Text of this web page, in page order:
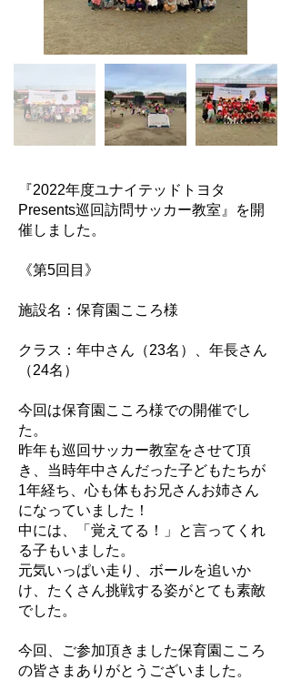
『2022年度ユナイテッドトヨタ
Presents巡回訪問サッカー教室』を開
催しました。
《第5回目》
施設名：保育園こころ様
クラス：年中さん（23名）、年長さん
（24名）
今回は保育園こころ様での開催でし
た。
昨年も巡回サッカー教室をさせて頂
き、当時年中さんだった子どもたちが
1年経ち、心も体もお兄さんお姉さん
になっていました！
中には、「覚えてる！」と言ってくれ
る子もいました。
元気いっぱい走り、ボールを追いか
け、たくさん挑戦する姿がとても素敵
でした。
今回、ご参加頂きました保育園こころ
の皆さまありがとうございました。